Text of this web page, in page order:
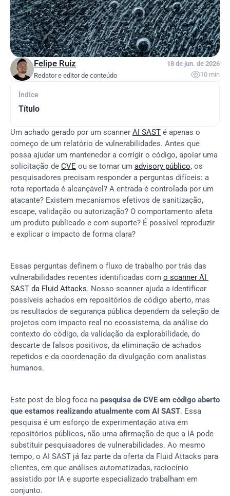
Índice
Título
Felipe Ruiz
Redator e editor de conteúdo
18 de jun. de 2026
10 min
Um achado gerado por um scanner AI SAST é apenas o
começo de um relatório de vulnerabilidades. Antes que
possa ajudar um mantenedor a corrigir o código, apoiar uma
solicitação de CVE ou se tornar um advisory público, os
pesquisadores precisam responder a perguntas difíceis: a
rota reportada é alcançável? A entrada é controlada por um
atacante? Existem mecanismos efetivos de sanitização,
escape, validação ou autorização? O comportamento afeta
um produto publicado e com suporte? É possível reproduzir
e explicar o impacto de forma clara?
Essas perguntas definem o fluxo de trabalho por trás das
vulnerabilidades recentes identificadas com o scanner AI
SAST da Fluid Attacks. Nosso scanner ajuda a identificar
possíveis achados em repositórios de código aberto, mas
os resultados de segurança pública dependem da seleção de
projetos com impacto real no ecossistema, da análise do
contexto do código, da validação da explorabilidade, do
descarte de falsos positivos, da eliminação de achados
repetidos e da coordenação da divulgação com analistas
humanos.
Este post de blog foca na pesquisa de CVE em código aberto
que estamos realizando atualmente com AI SAST. Essa
pesquisa é um esforço de experimentação ativa em
repositórios públicos, não uma afirmação de que a IA pode
substituir pesquisadores de vulnerabilidades. Ao mesmo
tempo, o AI SAST já faz parte da oferta da Fluid Attacks para
clientes, em que análises automatizadas, raciocínio
assistido por IA e suporte especializado trabalham em
conjunto.